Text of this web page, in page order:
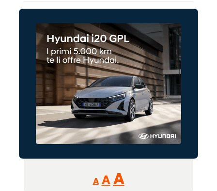
A
Reducir
tamaño
A Restablecer
AAumentar